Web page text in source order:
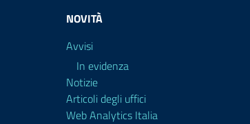
NOVITÀ
Avvisi
In evidenza
Notizie
Articoli degli uffici
Web Analytics Italia